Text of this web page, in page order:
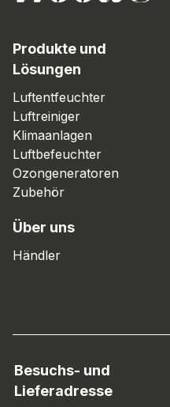
Produkte und
Lösungen
Luftentfeuchter
Luftreiniger
Klimaanlagen
Luftbefeuchter
Ozongeneratoren
Zubehör
Über uns
Händler
Besuchs- und
Lieferadresse